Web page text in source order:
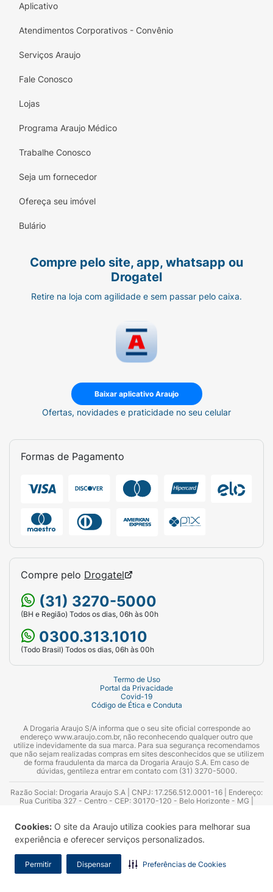
Cookies: O site da Araujo utiliza cookies para melhorar sua
experiência e oferecer serviços personalizados.
Permitir Dispensar Preferências de Cookies
Aplicativo
Atendimentos Corporativos - Convênio
Serviços Araujo
Fale Conosco
Lojas
Programa Araujo Médico
Trabalhe Conosco
Seja um fornecedor
Ofereça seu imóvel
Bulário
Compre pelo site, app, whatsapp ou
Drogatel
Retire na loja com agilidade e sem passar pelo caixa.
Baixar aplicativo Araujo
Ofertas, novidades e praticidade no seu celular
Formas de Pagamento
Compre pelo Drogatel
(31) 3270-5000
(BH e Região) Todos os dias, 06h às 00h
0300.313.1010
(Todo Brasil) Todos os dias, 06h às 00h
Termo de Uso
Portal da Privacidade
Covid-19
Código de Ética e Conduta
A Drogaria Araujo S/A informa que o seu site oficial corresponde ao
endereço www.araujo.com.br, não reconhecendo qualquer outro que
utilize indevidamente da sua marca. Para sua segurança recomendamos
que não sejam realizadas compras em sites desconhecidos que se utilizem
de forma fraudulenta da marca da Drogaria Araujo S.A. Em caso de
dúvidas, gentileza entrar em contato com (31) 3270-5000.
Razão Social: Drogaria Araujo S.A | CNPJ: 17.256.512.0001-16 | Endereço:
Rua Curitiba 327 - Centro - CEP: 30170-120 - Belo Horizonte - MG |
Azevedo Guimarães – CRF 10.965 | Yasmin Silva Alvarenga – CRF 52.584 -
Consultor substituto: Thiago Aguiar Pinheiro - CRF Nº 13.748. Alvará
Sanitário: 2025020713 | Autorização de Funcionamento da Empresa (AFE):